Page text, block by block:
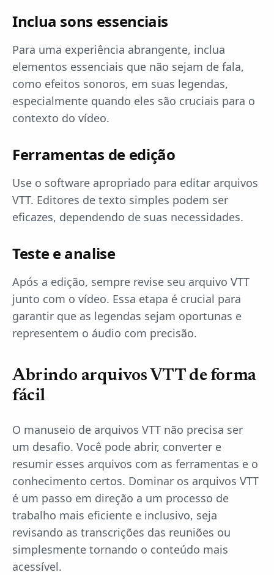
Inclua sons essenciais
Para uma experiência abrangente, inclua
elementos essenciais que não sejam de fala,
como efeitos sonoros, em suas legendas,
especialmente quando eles são cruciais para o
contexto do vídeo.
Ferramentas de edição
Use o software apropriado para editar arquivos
VTT. Editores de texto simples podem ser
eficazes, dependendo de suas necessidades.
Teste e analise
Após a edição, sempre revise seu arquivo VTT
junto com o vídeo. Essa etapa é crucial para
garantir que as legendas sejam oportunas e
representem o áudio com precisão.
Abrindo arquivos VTT de forma
fácil
O manuseio de arquivos VTT não precisa ser
um desafio. Você pode abrir, converter e
resumir esses arquivos com as ferramentas e o
conhecimento certos. Dominar os arquivos VTT
é um passo em direção a um processo de
trabalho mais eficiente e inclusivo, seja
revisando as transcrições das reuniões ou
simplesmente tornando o conteúdo mais
acessível.